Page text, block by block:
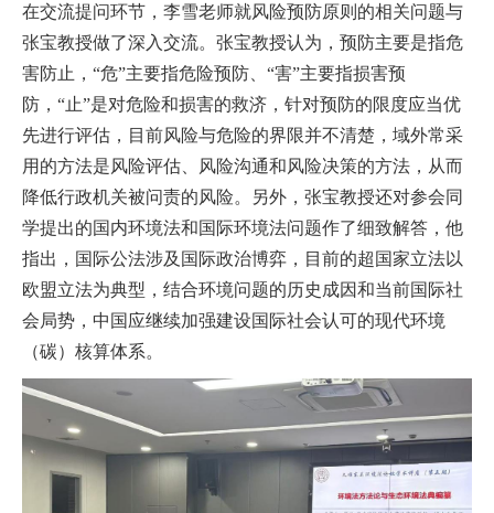
在交流提问环节，李雪老师就风险预防原则的相关问题与
张宝教授做了深入交流。张宝教授认为，预防主要是指危
害防止，“危”主要指危险预防、“害”主要指损害预
防，“止”是对危险和损害的救济，针对预防的限度应当优
先进行评估，目前风险与危险的界限并不清楚，域外常采
用的方法是风险评估、风险沟通和风险决策的方法，从而
降低行政机关被问责的风险。另外，张宝教授还对参会同
学提出的国内环境法和国际环境法问题作了细致解答，他
指出，国际公法涉及国际政治博弈，目前的超国家立法以
欧盟立法为典型，结合环境问题的历史成因和当前国际社
会局势，中国应继续加强建设国际社会认可的现代环境
（碳）核算体系。